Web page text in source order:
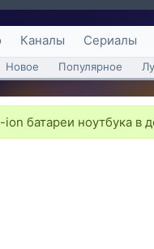
Каналы Сериалы
Новое Популярное
батареи ноутбука в